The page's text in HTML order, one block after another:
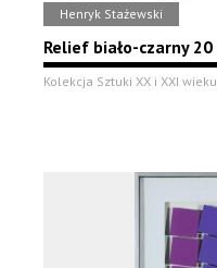
Henryk Stażewski
Relief biało-czarny 20
Kolekcja Sztuki XX i XXI wieku